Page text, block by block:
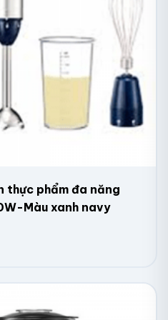
thực phẩm đa năng
Màu xanh navy